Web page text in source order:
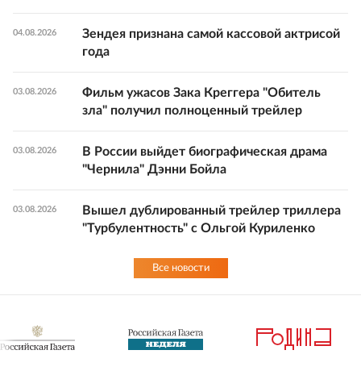
04.08.2026
Зендея признана самой кассовой актрисой
года
03.08.2026
Фильм ужасов Зака Креггера "Обитель
зла" получил полноценный трейлер
03.08.2026
В России выйдет биографическая драма
"Чернила" Дэнни Бойла
03.08.2026
Вышел дублированный трейлер триллера
"Турбулентность" с Ольгой Куриленко
Все новости